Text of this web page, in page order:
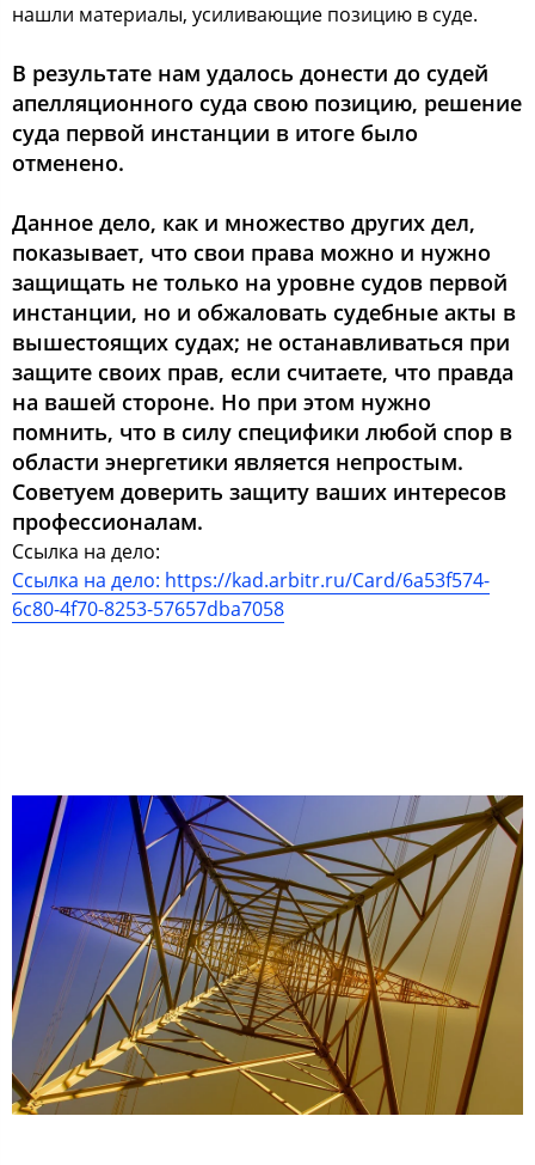
нашли материалы, усиливающие позицию в суде.
В результате нам удалось донести до судей
апелляционного суда свою позицию, решение
суда первой инстанции в итоге было
отменено.
Данное дело, как и множество других дел,
показывает, что свои права можно и нужно
защищать не только на уровне судов первой
инстанции, но и обжаловать судебные акты в
вышестоящих судах; не останавливаться при
защите своих прав, если считаете, что правда
на вашей стороне. Но при этом нужно
помнить, что в силу специфики любой спор в
области энергетики является непростым.
Советуем доверить защиту ваших интересов
профессионалам.
Ссылка на дело:
Ссылка на дело: https://kad.arbitr.ru/Card/6a53f574-
6c80-4f70-8253-57657dba7058